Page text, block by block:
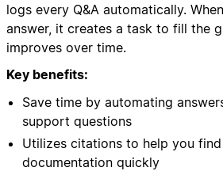
logs every Q&A automatically.
answer, it creates a task to fill the
improves over time.
Key benefits:
Save time by automating
support questions
Utilizes citations to help you
documentation quickly